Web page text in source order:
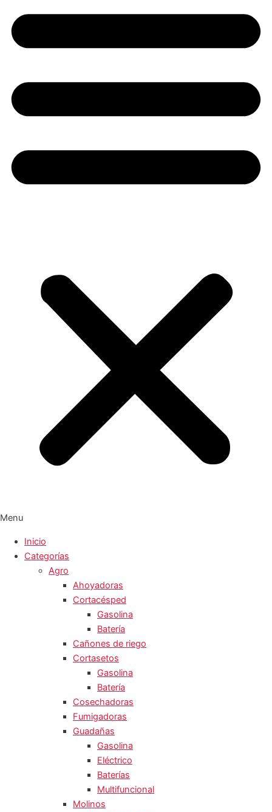
Menu
Inicio
Categorías
Agro
Ahoyadoras
Cortacésped
Gasolina
Batería
Cañones de riego
Cortasetos
Gasolina
Batería
Cosechadoras
Fumigadoras
Guadañas
Gasolina
Eléctrico
Baterías
Multifuncional
Molinos